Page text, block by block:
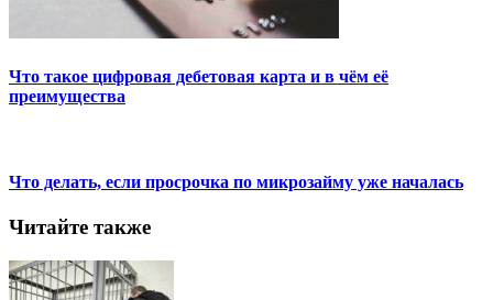
Что такое цифровая дебетовая карта и в чём её
преимущества
Что делать, если просрочка по микрозайму уже началась
Читайте также